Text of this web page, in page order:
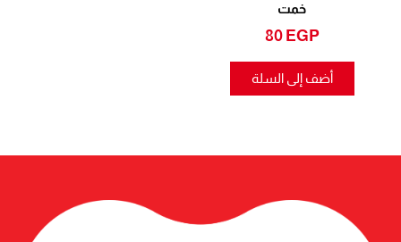
خمت
80 EGP
أضف إلى السلة